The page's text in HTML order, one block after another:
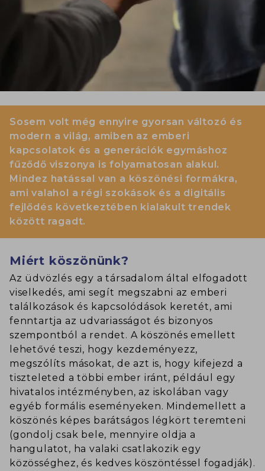
Sosem volt még ennyire gyorsan változó és
modern a világ, amiben az emberi
kapcsolatok és a generációk egymáshoz
fűződő viszonya is folyamatosan alakul.
Mindez hatással van a köszönési formákra,
ami valahol a régi szokások és a digitális
fejlődés következtében kialakult trendek
között ragadt.
Miért köszönünk?
Az üdvözlés egy a társadalom által elfogadott
viselkedés, ami segít megszabni az emberi
találkozások és kapcsolódások keretét, ami
fenntartja az udvariasságot és bizonyos
szempontból a rendet. A köszönés emellett
lehetővé teszi, hogy kezdeményezz,
megszólíts másokat, de azt is, hogy kifejezd a
tiszteleted a többi ember iránt, például egy
hivatalos intézményben, az iskolában vagy
egyéb formális eseményeken. Mindemellett a
köszönés képes barátságos légkört teremteni
(gondolj csak bele, mennyire oldja a
hangulatot, ha valaki csatlakozik egy
közösséghez, és kedves köszöntéssel fogadják).